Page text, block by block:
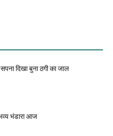
दिखा बुना ठगी का जाल
भंडारा आज